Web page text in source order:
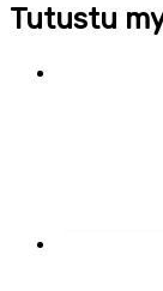
Tutustu